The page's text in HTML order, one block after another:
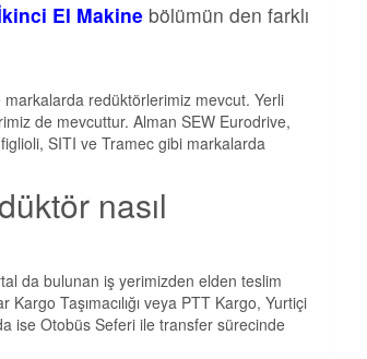
El Makine bölümün den farklı
redüktörlerimiz mevcut. Yerli
de mevcuttur. Alman SEW Eurodrive,
SITI ve Tramec gibi markalarda
nasıl
da bulunan iş yerimizden elden teslim
Taşımacılığı veya PTT Kargo, Yurtiçi
ise Otobüs Seferi ile transfer sürecinde